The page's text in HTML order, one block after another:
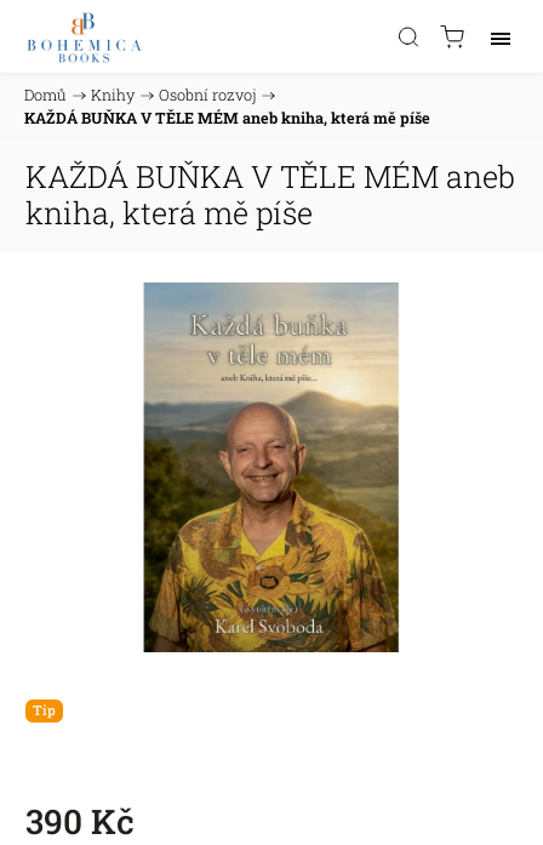
Domů / Knihy / Osobní rozvoj /
KAŽDÁ BUŇKA V TĚLE MÉM aneb kniha, která mě píše
KAŽDÁ BUŇKA V TĚLE MÉM aneb
kniha, která mě píše
Tip
390 Kč